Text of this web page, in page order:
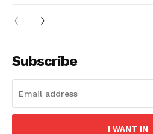
Subscribe
I WANT IN